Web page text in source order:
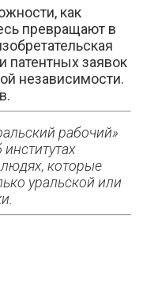
как
превращают в
патентных заявок
независимости.
рабочий»
которые
уральской или